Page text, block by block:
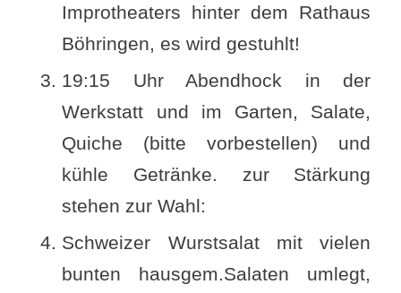
Improtheaters hinter dem Rathaus
Böhringen, es wird gestuhlt!
19:15 Uhr Abendhock in der
Werkstatt und im Garten, Salate,
Quiche (bitte vorbestellen) und
kühle Getränke. zur Stärkung
stehen zur Wahl:
Schweizer Wurstsalat mit vielen
bunten hausgem.Salaten umlegt,